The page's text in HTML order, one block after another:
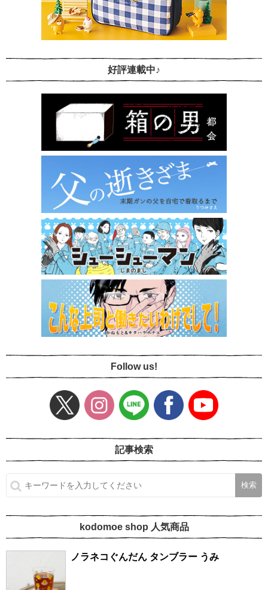
好評連載中♪
Follow us!
記事検索
kodomoe shop 人気商品
ノラネコぐんだん タンブラー うみ